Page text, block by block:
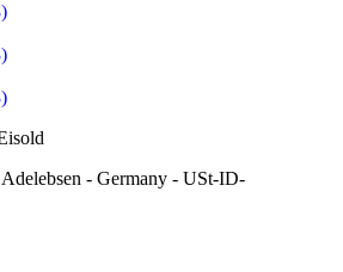
- Germany - USt-ID-